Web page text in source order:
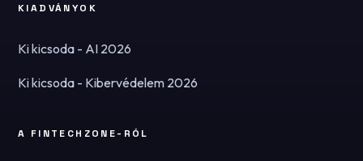
KIADVÁNYOK
Ki kicsoda - AI 2026
Ki kicsoda - Kibervédelem 2026
A FINTECHZONE-RÓL